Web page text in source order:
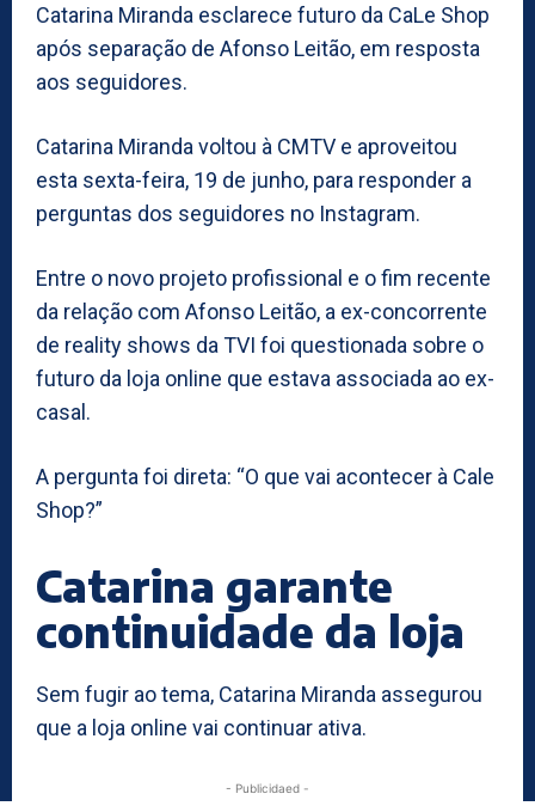
Catarina Miranda esclarece futuro da CaLe Shop
após separação de Afonso Leitão, em resposta
aos seguidores.
Catarina Miranda voltou à CMTV e aproveitou
esta sexta-feira, 19 de junho, para responder a
perguntas dos seguidores no Instagram.
Entre o novo projeto profissional e o fim recente
da relação com Afonso Leitão, a ex-concorrente
de reality shows da TVI foi questionada sobre o
futuro da loja online que estava associada ao ex-
casal.
A pergunta foi direta: “O que vai acontecer à Cale
Shop?”
Catarina garante
continuidade da loja
Sem fugir ao tema, Catarina Miranda assegurou
que a loja online vai continuar ativa.
- Publicidaed -